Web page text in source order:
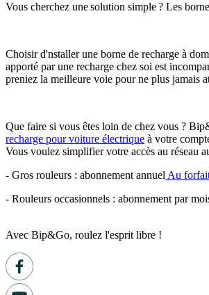
Vous cherchez une solution simple ? Les
Choisir d'nstaller une borne de recharge à
apporté par une recharge chez soi est
preniez la meilleure voie pour ne plus jamais
Que faire si vous êtes loin de chez vous ?
recharge pour voiture électrique à votre
Vous voulez simplifier votre accès au réseau
- Gros rouleurs : abonnement annuel Au
- Rouleurs occasionnels : abonnement par
Avec Bip&Go, roulez l'esprit libre !